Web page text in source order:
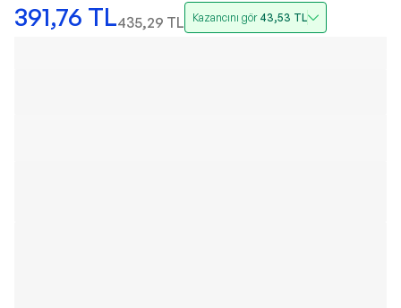
391,76 TL435,29 TL Kazancını gör 43,53 TL